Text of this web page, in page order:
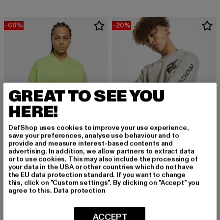
-60%
URBAN CLASSICS
Ladies Cropped V-Neck
16,00 EUR
Derzeitiger Preis: 16,00 EUR
39,99 EURAktionspreis: 39,99 EUR
-20%
ROCAWEAR
Printed
39,99 EUR
Derzeitiger Preis: 39,99 EUR
49,99 EURAktionspreis:
GREAT TO SEE YOU
HERE!
DefShop uses cookies to improve your use experience,
save your preferences, analyse use behaviour and to
provide and measure interest-based contents and
advertising. In addition, we allow partners to extract data
or to use cookies. This may also include the processing of
your data in the USA or other countries which do not have
the EU data protection standard. If you want to change
this, click on "Custom settings". By clicking on "Accept" you
agree to this. Data protection
ACCEPT